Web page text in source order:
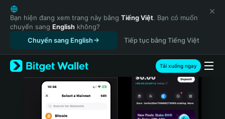
English
日本語
Tiếng Việt
Русский
Español (Latinoamérica)
Türkçe
Italiano
Bạn hiện đang xem trang này bằng Tiếng Việt. Bạn có muốn
chuyển sang English không?
Chuyển sang English
Tiếp tục bằng Tiếng Việt
Tải xuống ngay